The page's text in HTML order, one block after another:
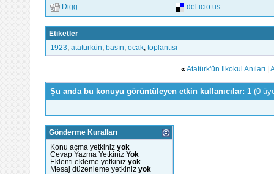
Digg del.icio.us
Etiketler
1923 atatürkün basın ocak toplantısı
« Atatürk'ün İlkokul Anıları|
Şu anda bu konuyu görüntüleyen etkin kullanıcılar: 1 (0
Gönderme Kuralları
Konu açma yetkiniz yok
Cevap Yazma Yetkiniz Yok
Eklenti ekleme yetkiniz yok
Mesaj düzenleme yetkiniz yok